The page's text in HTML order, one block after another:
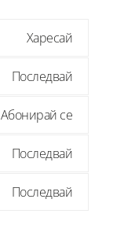
Харесай
Последвай
Абонирай се
Последвай
Последвай